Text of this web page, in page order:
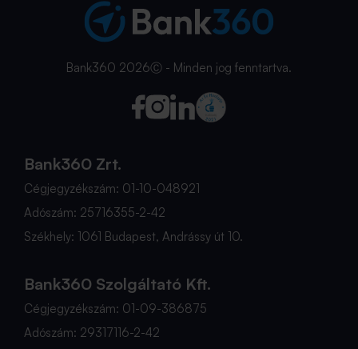
Bank360 2026Ⓒ - Minden jog fenntartva.
Bank360 Zrt.
Cégjegyzékszám: 01-10-048921
Adószám: 25716355-2-42
Székhely: 1061 Budapest, Andrássy út 10.
Bank360 Szolgáltató Kft.
Cégjegyzékszám: 01-09-386875
Adószám: 29317116-2-42